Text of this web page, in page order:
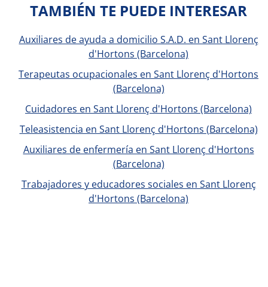
TAMBIÉN TE PUEDE INTERESAR
Auxiliares de ayuda a domicilio S.A.D. en Sant Llorenç
d'Hortons (Barcelona)
Terapeutas ocupacionales en Sant Llorenç d'Hortons
(Barcelona)
Cuidadores en Sant Llorenç d'Hortons (Barcelona)
Teleasistencia en Sant Llorenç d'Hortons (Barcelona)
Auxiliares de enfermería en Sant Llorenç d'Hortons
(Barcelona)
Trabajadores y educadores sociales en Sant Llorenç
d'Hortons (Barcelona)